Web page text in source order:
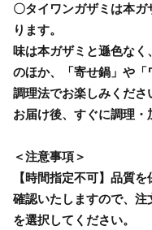
〇タイワンガザミは本ガ
ります。
味は本ガザミと遜色なく
のほか、「寄せ鍋」や
調理法でお楽しみくださ
お届け後、すぐに調理・
＜注意事項＞
【時間指定不可】品質
確認いたしますので、注
を選択してください。